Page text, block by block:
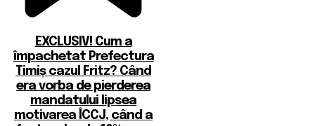
EXCLUSIV! Cum a
împachetat Prefectura
Timiș cazul Fritz? Când
era vorba de pierderea
mandatului lipsea
motivarea ÎCCJ, când a